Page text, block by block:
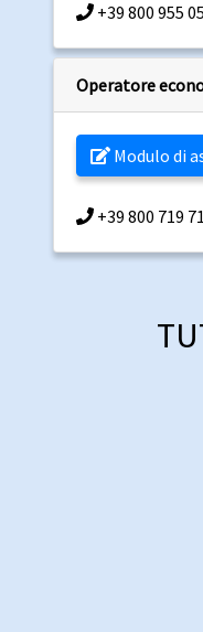
+39 800 955
Operatore
Modulo di
+39 800 719